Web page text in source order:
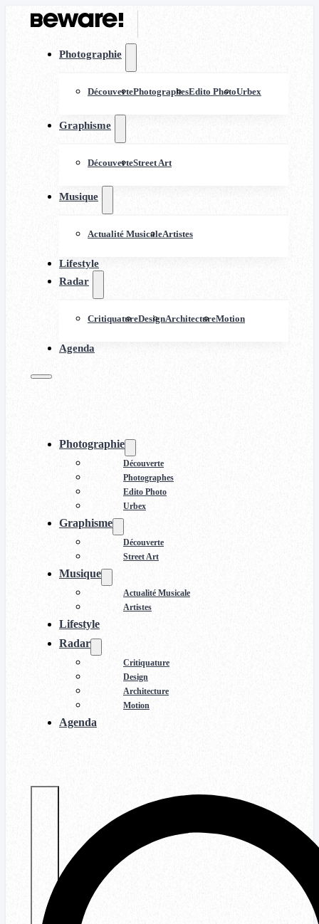
Photographie
DécouvertePhotographesEdito PhotoUrbex
Graphisme
DécouverteStreet Art
Musique
Actualité MusicaleArtistes
Lifestyle
Radar
CritiquatureDesignArchitectureMotion
Agenda
Photographie
Découverte
Photographes
Edito Photo
Urbex
Graphisme
Découverte
Street Art
Musique
Actualité Musicale
Artistes
Lifestyle
Radar
Critiquature
Design
Architecture
Motion
Agenda